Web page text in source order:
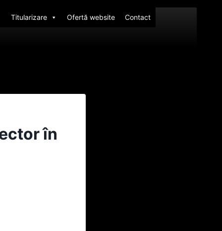
Titularizare Ofertă website Contact
în